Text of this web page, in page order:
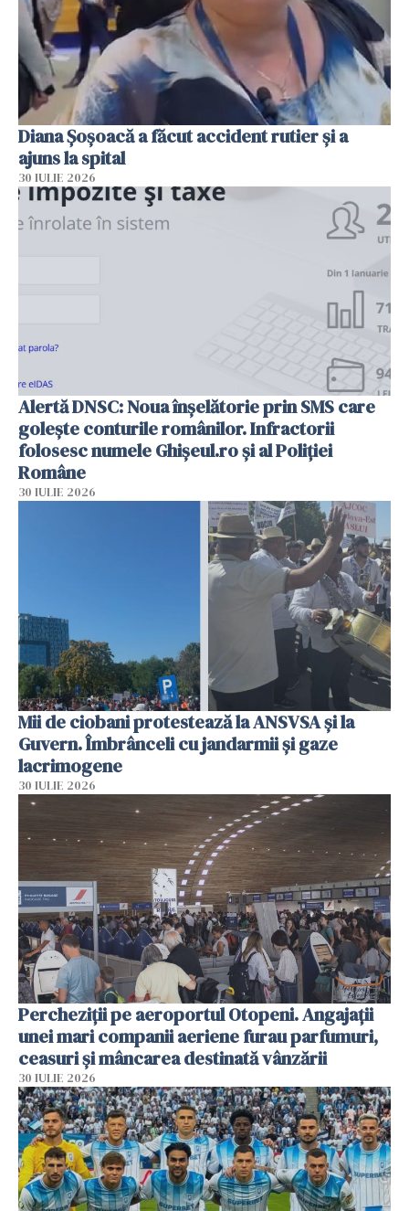
Diana Șoșoacă a făcut accident rutier și a
ajuns la spital
30 IULIE 2026
Alertă DNSC: Noua înșelătorie prin SMS care
golește conturile românilor. Infractorii
folosesc numele Ghișeul.ro și al Poliției
Române
30 IULIE 2026
Mii de ciobani protestează la ANSVSA și la
Guvern. Îmbrânceli cu jandarmii și gaze
lacrimogene
30 IULIE 2026
Percheziții pe aeroportul Otopeni. Angajații
unei mari companii aeriene furau parfumuri,
ceasuri și mâncarea destinată vânzării
30 IULIE 2026